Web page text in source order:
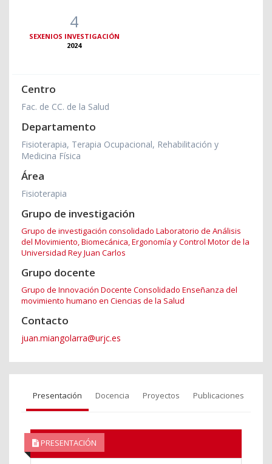
4
SEXENIOS INVESTIGACIÓN
2024
Centro
Fac. de CC. de la Salud
Departamento
Fisioterapia, Terapia Ocupacional, Rehabilitación y
Medicina Física
Área
Fisioterapia
Grupo de investigación
Grupo de investigación consolidado Laboratorio de Análisis
del Movimiento, Biomecánica, Ergonomía y Control Motor de la
Universidad Rey Juan Carlos
Grupo docente
Grupo de Innovación Docente Consolidado Enseñanza del
movimiento humano en Ciencias de la Salud
Contacto
juan.miangolarra@urjc.es
Presentación Docencia Proyectos Publicaciones
PRESENTACIÓN